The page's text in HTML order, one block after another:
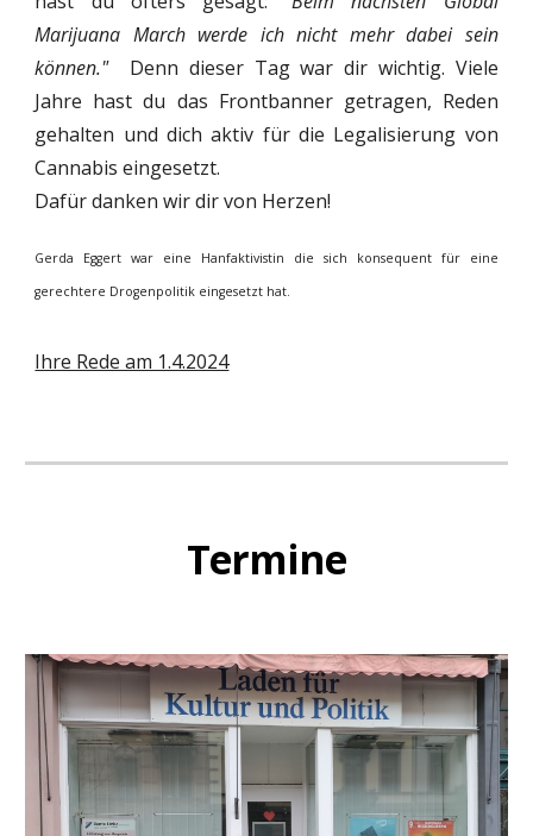
Marijuana March werde ich nicht mehr dabei sein
können."Denn dieser Tag war dir wichtig. Viele
Jahre hast du das Frontbanner getragen, Reden
gehalten und dich aktiv für die Legalisierung von
Cannabis eingesetzt.
Dafür danken wir dir von Herzen!
Gerda Eggert war eine Hanfaktivistin die sich konsequent für eine
gerechtere Drogenpolitik eingesetzt hat.
Ihre Rede am 1.4.2024
Termine